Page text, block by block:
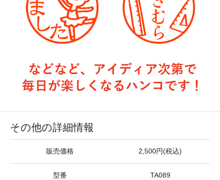
その他の詳細情報
販売価格 2,500円(税込)
型番 TA089